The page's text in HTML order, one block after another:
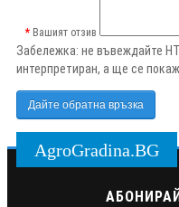
Вашият отзив
Забележка: не въвеждайте
интерпретиран, а ще се
Дайте обратна връзка
AgroGradina.BG